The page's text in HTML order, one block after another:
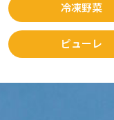
冷凍野菜
ピューレ